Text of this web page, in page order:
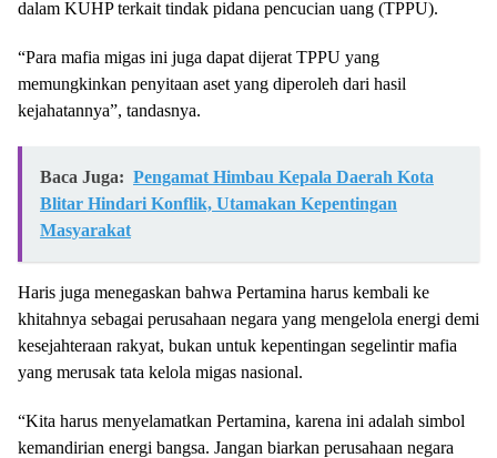
dalam KUHP terkait tindak pidana pencucian uang (TPPU).
“Para mafia migas ini juga dapat dijerat TPPU yang
memungkinkan penyitaan aset yang diperoleh dari hasil
kejahatannya”, tandasnya.
Baca Juga: Pengamat Himbau Kepala Daerah Kota
Blitar Hindari Konflik, Utamakan Kepentingan
Masyarakat
Haris juga menegaskan bahwa Pertamina harus kembali ke
khitahnya sebagai perusahaan negara yang mengelola energi demi
kesejahteraan rakyat, bukan untuk kepentingan segelintir mafia
yang merusak tata kelola migas nasional.
“Kita harus menyelamatkan Pertamina, karena ini adalah simbol
kemandirian energi bangsa. Jangan biarkan perusahaan negara